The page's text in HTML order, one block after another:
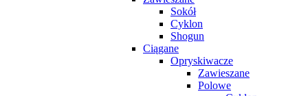
Sokół
Cyklon
Shogun
Ciągane
Opryskiwacze
Zawieszane
Polowe